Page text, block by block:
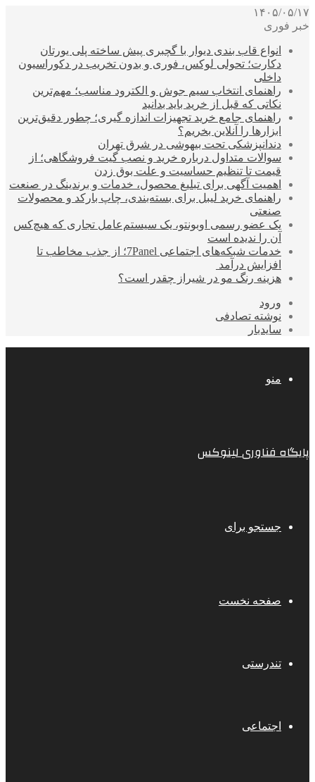
۱۴۰۵/۰۵/۱۷
خبر فوری
انواع قاب بندی دیوار با گچبری پیش ساخته پلی یورتان
دکارت؛ تحولی لوکس، فوری و بدون تخریب در دکوراسیون
داخلی
راهنمای انتخاب سیم جوش و الکترود مناسب؛ مهم‌ترین
نکاتی که قبل از خرید باید بدانید
راهنمای جامع خرید تجهیزات اندازه گیری؛ چطور دقیق‌ترین
ابزارها را آنلاین بخریم؟
دندانپزشکی تحت بیهوشی در شرق تهران
سوالات متداول درباره خرید و نصب گیت فروشگاهی؛ از
قیمت تا تنظیم حساسیت و علت بوق زدن
اهمیت آگهی برای تبلیغ محصول، خدمات و برندینگ در صنعت
راهنمای خرید لیبل برای بسته‌بندی، چاپ بارکد و محصولات
صنعتی
یک عضو رسمی اوبونتو، یک سیستم‌عامل تجاری که هیچ‌کس
آن را ندیده است
خدمات شبکه‌های اجتماعی 7Panel؛ از جذب مخاطب تا
افزایش درآمد
هزینه رنگ مو در شیراز چقدر است؟
ورود
نوشته تصادفی
سایدبار
منو
پایگاه فناوری لینوکس
جستجو برای
صفحه نخست
تندرستی
اجتماعی